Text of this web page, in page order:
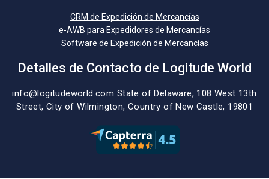
CRM de Expedición de Mercancías
e-AWB para Expedidores de Mercancías
Software de Expedición de Mercancías
Detalles de Contacto de Logitude World
info@logitudeworld.com State of Delaware, 108 West 13th
Street, City of Wilmington, Country of New Castle, 19801